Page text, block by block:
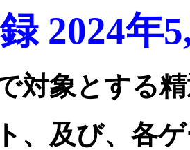
2024年
で対象とす
、及び、各